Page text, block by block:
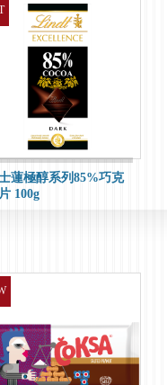
ExoticDark巴西莓夾
巧克力
蓮極醇系列85%巧克
100g